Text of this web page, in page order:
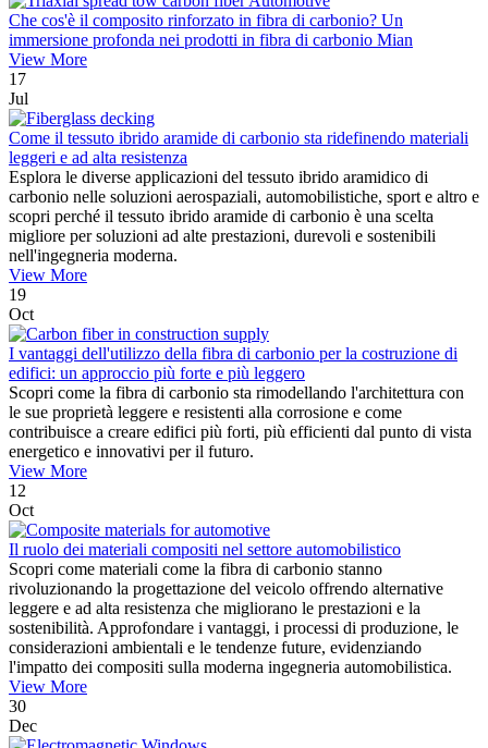
Che cos'è il composito rinforzato in fibra di carbonio? Un
immersione profonda nei prodotti in fibra di carbonio Mian
View More
17
Jul
Come il tessuto ibrido aramide di carbonio sta ridefinendo materiali
leggeri e ad alta resistenza
Esplora le diverse applicazioni del tessuto ibrido aramidico di
carbonio nelle soluzioni aerospaziali, automobilistiche, sport e altro e
scopri perché il tessuto ibrido aramide di carbonio è una scelta
migliore per soluzioni ad alte prestazioni, durevoli e sostenibili
nell'ingegneria moderna.
View More
19
Oct
I vantaggi dell'utilizzo della fibra di carbonio per la costruzione di
edifici: un approccio più forte e più leggero
Scopri come la fibra di carbonio sta rimodellando l'architettura con
le sue proprietà leggere e resistenti alla corrosione e come
contribuisce a creare edifici più forti, più efficienti dal punto di vista
energetico e innovativi per il futuro.
View More
12
Oct
Il ruolo dei materiali compositi nel settore automobilistico
Scopri come materiali come la fibra di carbonio stanno
rivoluzionando la progettazione del veicolo offrendo alternative
leggere e ad alta resistenza che migliorano le prestazioni e la
sostenibilità. Approfondare i vantaggi, i processi di produzione, le
considerazioni ambientali e le tendenze future, evidenziando
l'impatto dei compositi sulla moderna ingegneria automobilistica.
View More
30
Dec